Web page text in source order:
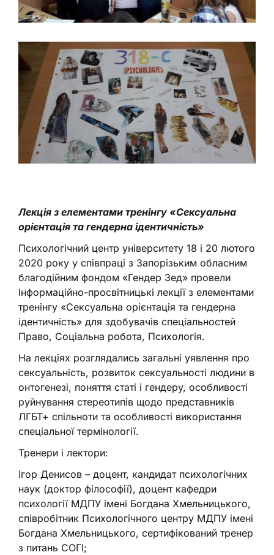
Лекція з елементами тренінгу «Сексуальна
орієнтація та гендерна ідентичність»
Психологічний центр університету 18 і 20 лютого
2020 року у співпраці з Запорізьким обласним
благодійним фондом «Гендер Зед» провели
Інформаційно-просвітницькі лекції з елементами
тренінгу «Сексуальна орієнтація та гендерна
ідентичність» для здобувачів спеціальностей
Право, Соціальна робота, Психологія.
На лекціях розглядались загальні уявлення про
сексуальність, розвиток сексуальності людини в
онтогенезі, поняття статі і гендеру, особливості
руйнування стереотипів щодо представників
ЛГБТ+ спільноти та особливості використання
спеціальної термінології.
Тренери і лектори:
Ігор Денисов – доцент, кандидат психологічних
наук (доктор філософії), доцент кафедри
психології МДПУ імені Богдана Хмельницького,
співробітник Психологічного центру МДПУ імені
Богдана Хмельницького, сертифікований тренер
з питань СОГІ;